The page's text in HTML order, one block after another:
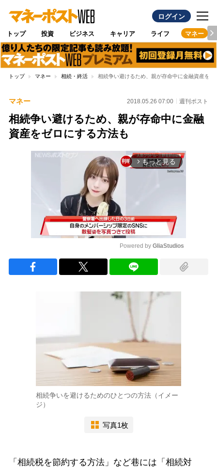
ログイン
トップ 投資 ビジネス キャリア ライフ マネー
トップ マネー 相続・終活 相続争い避けるため、親が存命中に金融資産をゼ
マネー 2018.05.26 07:00 週刊ポスト
相続争い避けるため、親が存命中に金融
資産をゼロにする方法も
arrow_forward_ios もっと見る
Powered by GliaStudios
相続争いを避けるためのひとつの方法（イメー
ジ）
写真1枚
「相続税を節約する方法」など巷には「相続対